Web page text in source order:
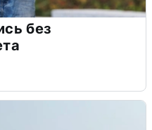
без